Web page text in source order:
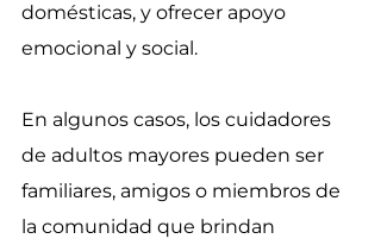
domésticas, y ofrecer apoyo
emocional y social.
En algunos casos, los cuidadores
de adultos mayores pueden ser
familiares, amigos o miembros de
la comunidad que brindan